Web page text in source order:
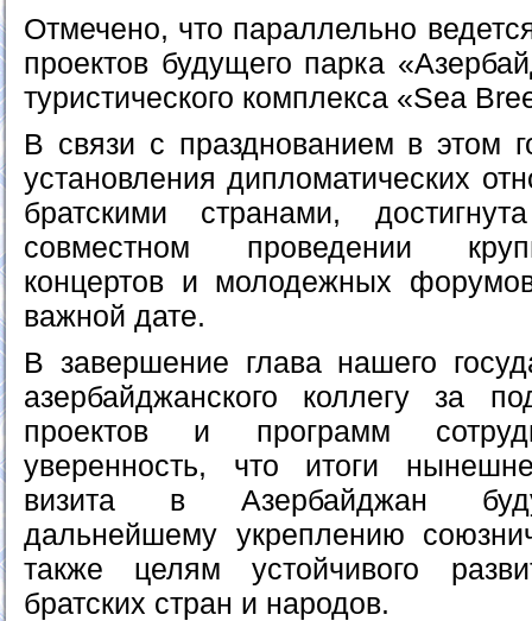
Отмечено, что параллельно
проектов будущего парка
туристического комплекса «Sea
В связи с празднованием в этом
установления дипломатических
братскими странами,
совместном проведении
концертов и молодежных
важной дате.
В завершение глава нашего
азербайджанского коллегу за
проектов и программ
уверенность, что итоги
визита в Азербайджан
дальнейшему укреплению
также целям устойчивого
братских стран и народов.